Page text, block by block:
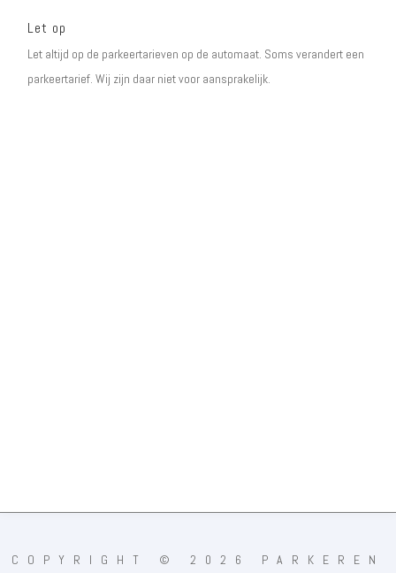
Let op
Let altijd op de parkeertarieven op de automaat. Soms verandert een
parkeertarief. Wij zijn daar niet voor aansprakelijk.
COPYRIGHT © 2026 PARKEREN